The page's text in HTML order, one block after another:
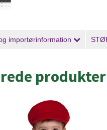
importørinformation
produkter